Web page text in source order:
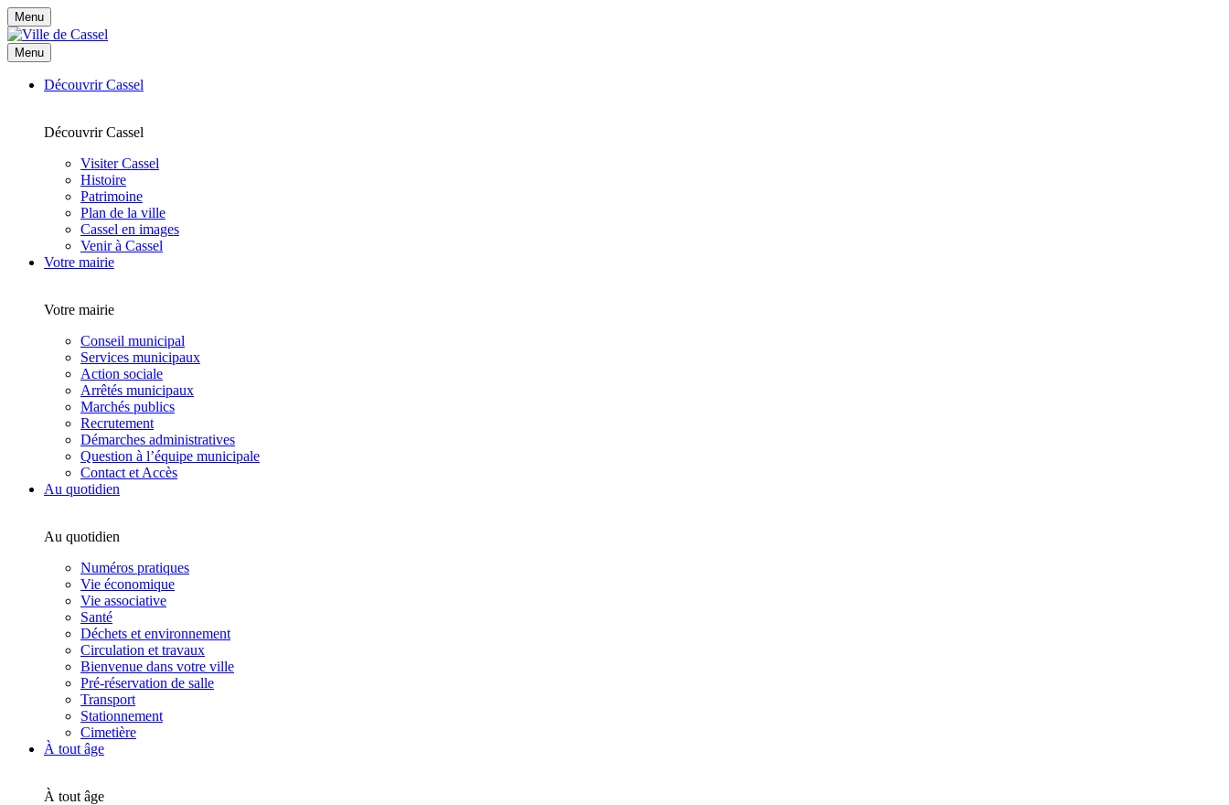
Menu
Menu
Découvrir Cassel
Découvrir Cassel
Visiter Cassel
Histoire
Patrimoine
Plan de la ville
Cassel en images
Venir à Cassel
Votre mairie
Votre mairie
Conseil municipal
Services municipaux
Action sociale
Arrêtés municipaux
Marchés publics
Recrutement
Démarches administratives
Question à l’équipe municipale
Contact et Accès
Au quotidien
Au quotidien
Numéros pratiques
Vie économique
Vie associative
Santé
Déchets et environnement
Circulation et travaux
Bienvenue dans votre ville
Pré-réservation de salle
Transport
Stationnement
Cimetière
À tout âge
À tout âge